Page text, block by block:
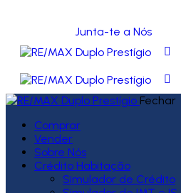
Junta-te a Nós
Fechar
Comprar
Vender
Sobre Nós
Crédito Habitação
Simulador de Crédito